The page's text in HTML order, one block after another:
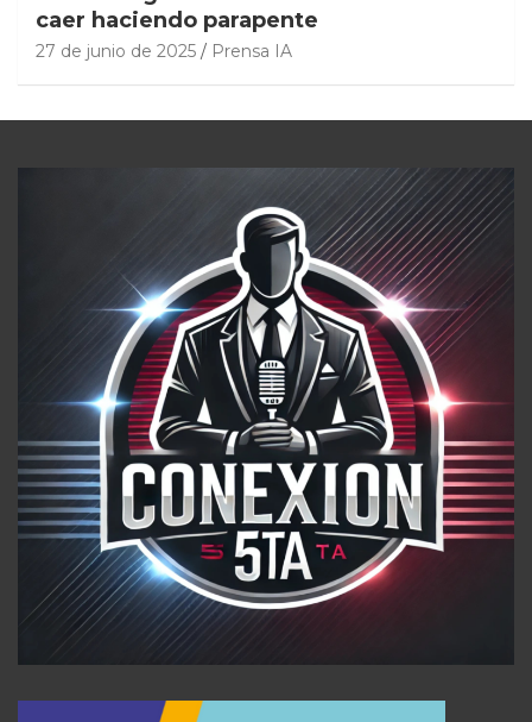
caer haciendo parapente
27 de junio de 2025 Prensa IA